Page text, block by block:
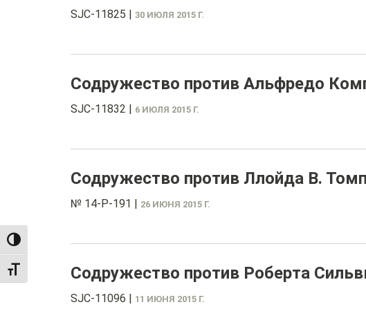
TOGGLE HIGH CONTRAST
TOGGLE FONT SIZE
SJC-11825 | 30 ИЮЛЯ 2015 Г.
Содружество против Альфредо
SJC-11832 | 6 ИЮЛЯ 2015 Г.
Содружество против Ллойда В.
№ 14-P-191 | 26 ИЮНЯ 2015 Г.
Содружество против Роберта
SJC-11096 | 11 ИЮНЯ 2015 Г.